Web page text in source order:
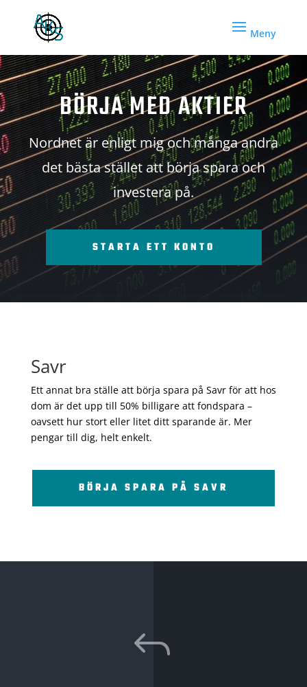
BÖRJA MED AKTIER
Nordnet är enligt mig och många andra
det bästa stället att börja spara och
investera på.
STARTA ETT KONTO
Savr
Ett annat bra ställe att börja spara på Savr för att hos
dom är det upp till 50% billigare att fondspara –
oavsett hur stort eller litet ditt sparande är. Mer
pengar till dig, helt enkelt.
BÖRJA SPARA PÅ SAVR
J